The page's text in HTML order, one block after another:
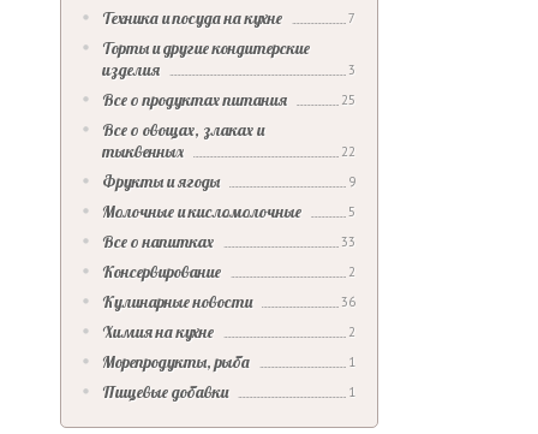
Техника и посуда на кухне 7
Торты и другие кондитерские
изделия
3
Все о продуктах питания 25
Все о овощах, злаках и
тыквенных
22
Фрукты и ягоды 9
Молочные и кисломолочные 5
Все о напитках 33
Консервирование 2
Кулинарные новости 36
Химия на кухне 2
Морепродукты, рыба 1
Пищевые добавки 1